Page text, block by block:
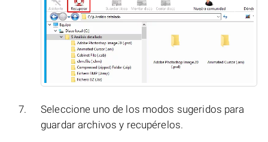
Seleccione uno de los modos sugeridos para
guardar archivos y recupérelos.